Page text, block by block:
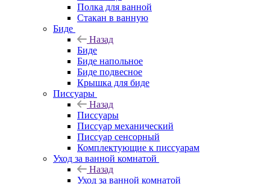
Полка для ванной
Стакан в ванную
Биде
Назад
Биде
Биде напольное
Биде подвесное
Крышка для биде
Писсуары
Назад
Писсуары
Писсуар механический
Писсуар сенсорный
Комплектующие к писсуарам
Уход за ванной комнатой
Назад
Уход за ванной комнатой